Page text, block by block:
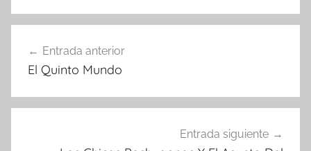
de
Entrada anterior
El Quinto Mundo
Entrada siguiente